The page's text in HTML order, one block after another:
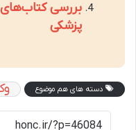
پزشکی
دسته های هم موضوع